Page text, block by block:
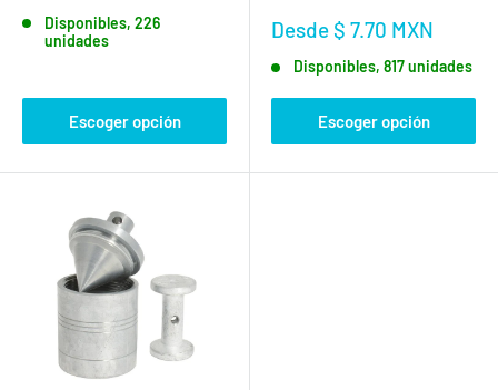
ventaDisponibles, 226
unidades
Escoger opción
Precio
venta
Desde $ 7.70 MXN
Disponibles, 817 unidades
Escoger opción